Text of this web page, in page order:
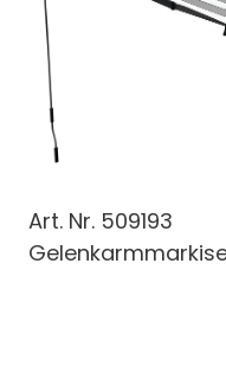
Art. Nr. 509193